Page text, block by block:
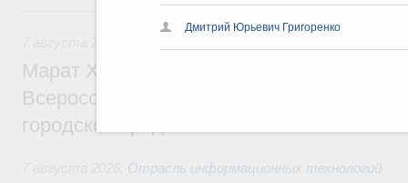
Дмитрий Юрьевич Григоренко
7 августа, пятница
Марат Хуснуллин провёл заседание
Всероссийского конкурса лучших
городской среды
Отрасль информационных технологий